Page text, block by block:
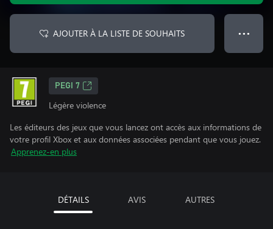
AJOUTER À LA LISTE DE SOUHAITS ● ● ●
PEGI 7
Légère violence
Les éditeurs des jeux que vous lancez ont accès aux informations de
votre profil Xbox et aux données associées pendant que vous jouez.
Apprenez-en plus
DÉTAILS AVIS AUTRES